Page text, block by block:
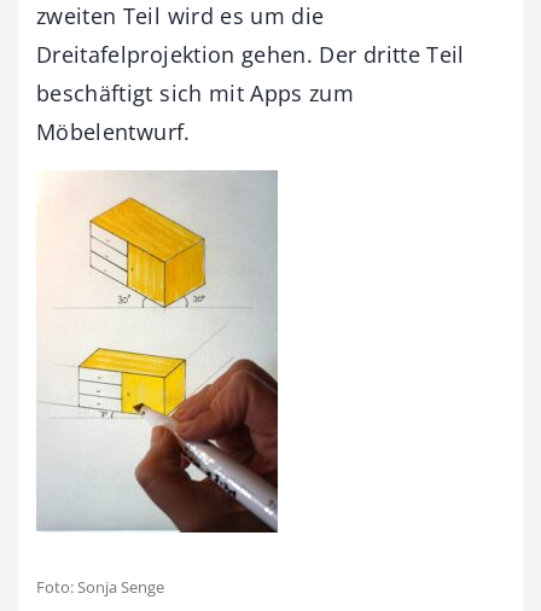
zweiten Teil wird es um die
Dreitafelprojektion gehen. Der dritte Teil
beschäftigt sich mit Apps zum
Möbelentwurf.
Foto: Sonja Senge